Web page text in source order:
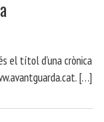
el títol d’una crònica
[…]